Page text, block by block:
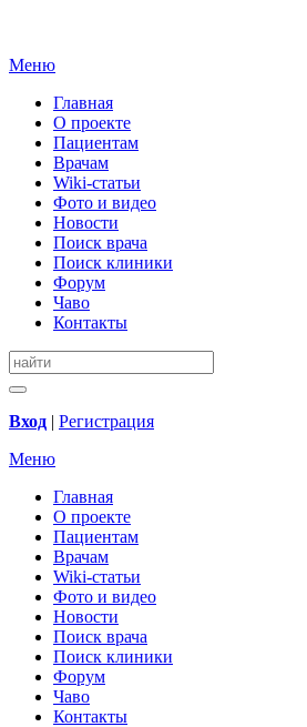
Меню
Главная
О проекте
Пациентам
Врачам
Wiki-статьи
Фото и видео
Новости
Поиск врача
Поиск клиники
Форум
Чаво
Контакты
Вход | Регистрация
Меню
Главная
О проекте
Пациентам
Врачам
Wiki-статьи
Фото и видео
Новости
Поиск врача
Поиск клиники
Форум
Чаво
Контакты